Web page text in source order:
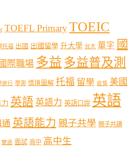
TOEFL PrimaryTOEIC
托福 出國 出國留學 升大學 台大 單字 國
國際職場 多益 多益普及測
排行 學測 情境圖解 托福 留學 疫情 美國
英語 英語力 英語口說 英語
通 英語能力 親子共學 親子共讀
雙語 面試 高中 高中生